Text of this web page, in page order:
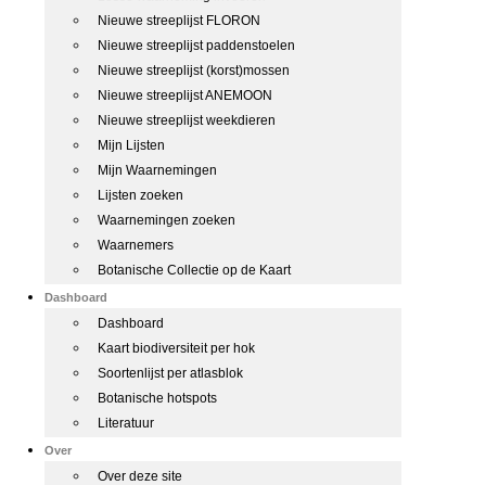
Nieuwe streeplijst FLORON
Nieuwe streeplijst paddenstoelen
Nieuwe streeplijst (korst)mossen
Nieuwe streeplijst ANEMOON
Nieuwe streeplijst weekdieren
Mijn Lijsten
Mijn Waarnemingen
Lijsten zoeken
Waarnemingen zoeken
Waarnemers
Botanische Collectie op de Kaart
Dashboard
Dashboard
Kaart biodiversiteit per hok
Soortenlijst per atlasblok
Botanische hotspots
Literatuur
Over
Over deze site